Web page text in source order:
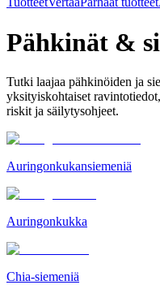
Pähkinät &
Tutki laajaa pähkinöiden ja
yksityiskohtaiset
riskit ja säilytysohjeet.
Auringonkukansiemeniä
Auringonkukka
Chia-siemeniä